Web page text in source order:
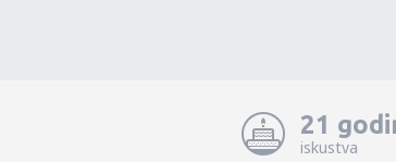
21
iskustva